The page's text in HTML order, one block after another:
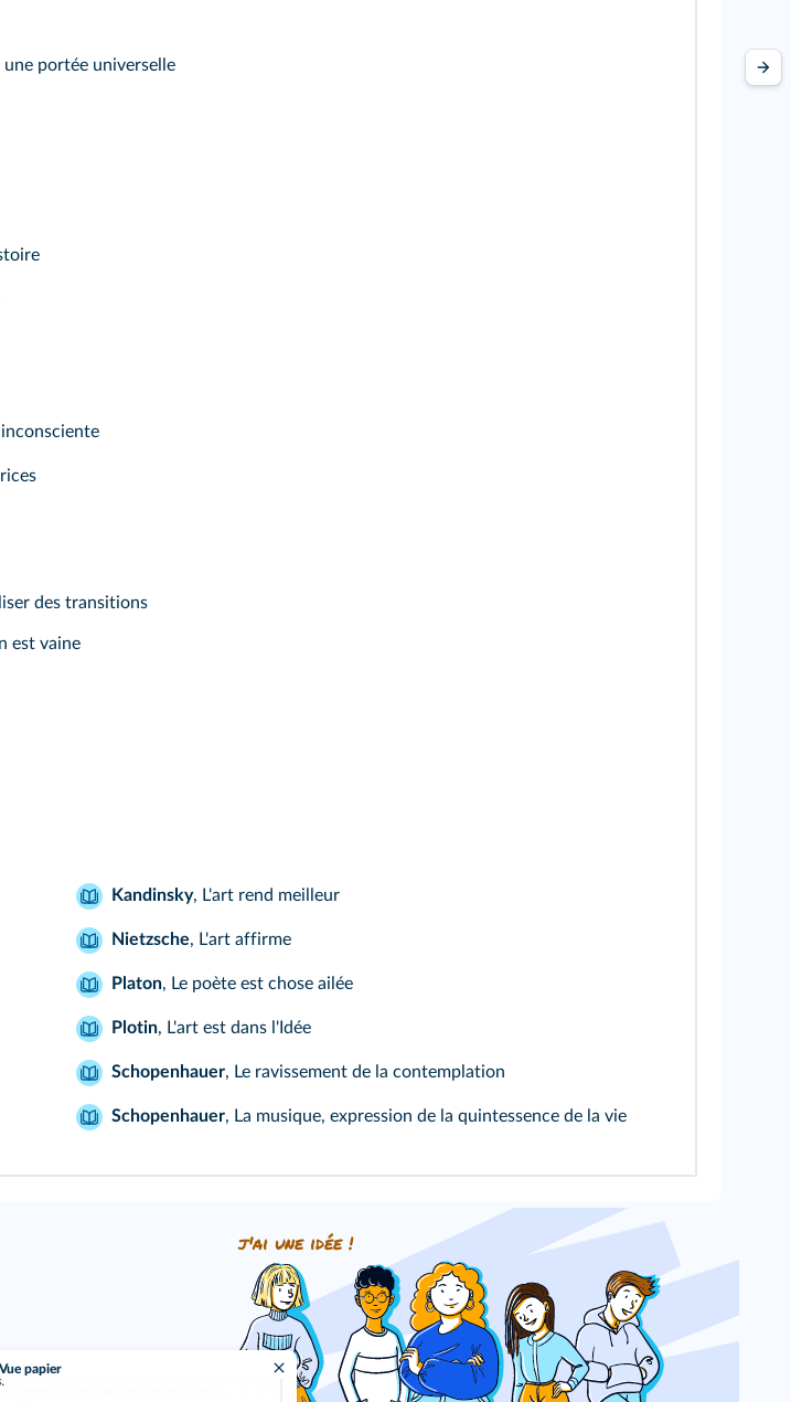
Vue papier
une portée universelle
des transitions
est vaine
Kandinsky, L'art rend meilleur
Nietzsche, L'art affirme
Platon, Le poète est chose ailée
Plotin, L'art est dans l'Idée
Schopenhauer, Le ravissement de la contemplation
Schopenhauer, La musique, expression de la quintessence de la vie
?
j'ai une idée !